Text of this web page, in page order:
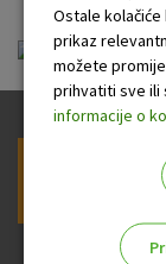
KIID
Prijava na
Ostale
prikaz
možete
prihvatiti sve ili
informacije o